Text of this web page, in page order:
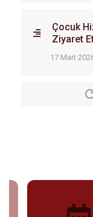
Çocuk
Ziyaret
17 Mart